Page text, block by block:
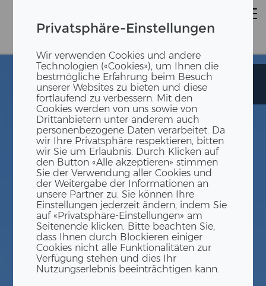
Privatsphäre-Einstellungen
Wir verwenden Cookies und andere
Technologien («Cookies»), um Ihnen die
bestmögliche Erfahrung beim Besuch
unserer Websites zu bieten und diese
fortlaufend zu verbessern. Mit den
Cookies werden von uns sowie von
Drittanbietern unter anderem auch
personenbezogene Daten verarbeitet. Da
wir Ihre Privatsphäre respektieren, bitten
wir Sie um Erlaubnis. Durch Klicken auf
den Button «Alle akzeptieren» stimmen
Sie der Verwendung aller Cookies und
der Weitergabe der Informationen an
unsere Partner zu. Sie können Ihre
Einstellungen jederzeit ändern, indem Sie
auf «Privatsphäre-Einstellungen» am
Seitenende klicken. Bitte beachten Sie,
dass Ihnen durch Blockieren einiger
Cookies nicht alle Funktionalitäten zur
Verfügung stehen und dies Ihr
Nutzungserlebnis beeinträchtigen kann.
Internationale
Schule
Internationale
Schule